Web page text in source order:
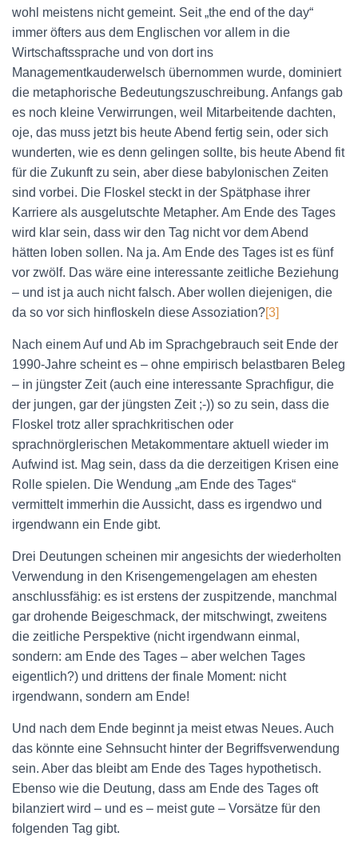
wohl meistens nicht gemeint. Seit „the end of the day“
immer öfters aus dem Englischen vor allem in die
Wirtschaftssprache und von dort ins
Managementkauderwelsch übernommen wurde, dominiert
die metaphorische Bedeutungszuschreibung. Anfangs gab
es noch kleine Verwirrungen, weil Mitarbeitende dachten,
oje, das muss jetzt bis heute Abend fertig sein, oder sich
wunderten, wie es denn gelingen sollte, bis heute Abend fit
für die Zukunft zu sein, aber diese babylonischen Zeiten
sind vorbei. Die Floskel steckt in der Spätphase ihrer
Karriere als ausgelutschte Metapher. Am Ende des Tages
wird klar sein, dass wir den Tag nicht vor dem Abend
hätten loben sollen. Na ja. Am Ende des Tages ist es fünf
vor zwölf. Das wäre eine interessante zeitliche Beziehung
– und ist ja auch nicht falsch. Aber wollen diejenigen, die
da so vor sich hinfloskeln diese Assoziation?[3]
Nach einem Auf und Ab im Sprachgebrauch seit Ende der
1990-Jahre scheint es – ohne empirisch belastbaren Beleg
– in jüngster Zeit (auch eine interessante Sprachfigur, die
der jungen, gar der jüngsten Zeit ;-)) so zu sein, dass die
Floskel trotz aller sprachkritischen oder
sprachnörglerischen Metakommentare aktuell wieder im
Aufwind ist. Mag sein, dass da die derzeitigen Krisen eine
Rolle spielen. Die Wendung „am Ende des Tages“
vermittelt immerhin die Aussicht, dass es irgendwo und
irgendwann ein Ende gibt.
Drei Deutungen scheinen mir angesichts der wiederholten
Verwendung in den Krisengemengelagen am ehesten
anschlussfähig: es ist erstens der zuspitzende, manchmal
gar drohende Beigeschmack, der mitschwingt, zweitens
die zeitliche Perspektive (nicht irgendwann einmal,
sondern: am Ende des Tages – aber welchen Tages
eigentlich?) und drittens der finale Moment: nicht
irgendwann, sondern am Ende!
Und nach dem Ende beginnt ja meist etwas Neues. Auch
das könnte eine Sehnsucht hinter der Begriffsverwendung
sein. Aber das bleibt am Ende des Tages hypothetisch.
Ebenso wie die Deutung, dass am Ende des Tages oft
bilanziert wird – und es – meist gute – Vorsätze für den
folgenden Tag gibt.